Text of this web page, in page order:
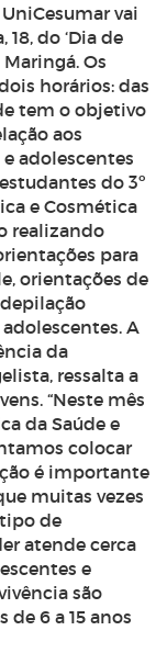
vai
do ‘Dia de
Os
horários: das
tem o objetivo
aos
adolescentes
do 3º
e Cosmética
realizando
para
orientações de
A
da
ressalta a
“Neste mês
da Saúde e
colocar
é importante
muitas vezes
de
atende cerca
e
são
de 6 a 15 anos